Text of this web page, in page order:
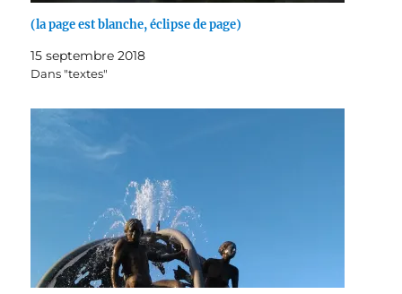
(la page est blanche, éclipse de page)
15 septembre 2018
Dans "textes"